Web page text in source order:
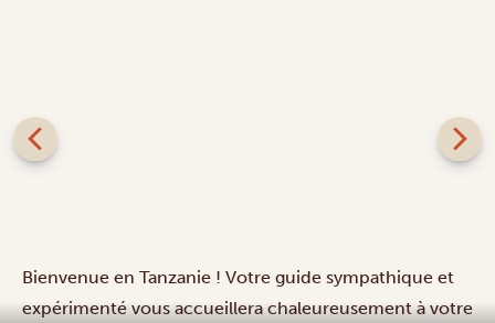
Bienvenue en Tanzanie ! Votre guide sympathique et
expérimenté vous accueillera chaleureusement à votre